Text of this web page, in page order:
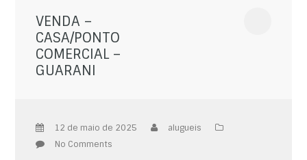
VENDA –
CASA/PONTO
COMERCIAL –
GUARANI
12 de maio de 2025
alugueis
No Comments